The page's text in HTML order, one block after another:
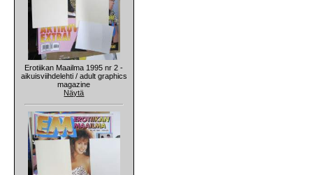
Erotiikan Maailma 1995 nr 2 -
aikuisviihdelehti / adult graphics
magazine
Näytä